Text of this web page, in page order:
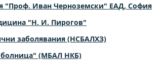
"Проф. Иван Черноземски" ЕАД, София
"Н. И. Пирогов"
заболявания (НСБАЛХЗ)
болница" (МБАЛ НКБ)